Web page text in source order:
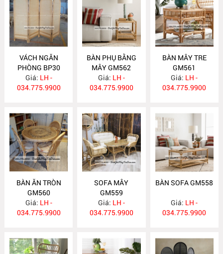
VÁCH NGĂN
PHÒNG BP30
Giá: LH -
034.775.9900
BÀN PHỤ BẰNG
MÂY GM562
Giá: LH -
034.775.9900
BÀN MÂY TRE
GM561
Giá: LH -
034.775.9900
BÀN ĂN TRÒN
GM560
Giá: LH -
034.775.9900
SOFA MÂY
GM559
Giá: LH -
034.775.9900
BÀN SOFA GM558
Giá: LH -
034.775.9900